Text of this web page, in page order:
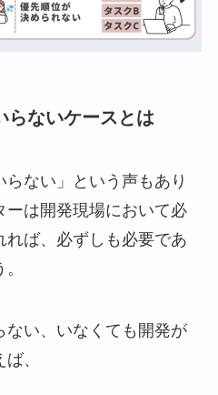
らないケースとは
らない」という声もあり
ーは開発現場において必
ば、必ずしも必要であ
ない、いなくても開発が
、